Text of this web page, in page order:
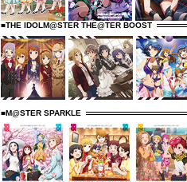
■THE IDOLM@STER THE@TER BOOST
■M@STER SPARKLE